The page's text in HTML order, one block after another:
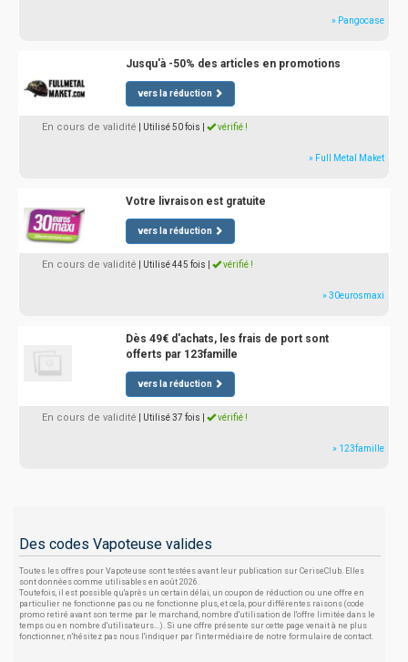
» Pangocase
Jusqu'à -50% des articles en promotions
vers la réduction
En cours de validité | Utilisé 50 fois vérifié !
» Full Metal Maket
Votre livraison est gratuite
vers la réduction
En cours de validité | Utilisé 445 fois vérifié !
» 30eurosmaxi
Dès 49€ d'achats, les frais de port sont
offerts par 123famille
vers la réduction
En cours de validité | Utilisé 37 fois vérifié !
» 123famille
Des codes Vapoteuse valides
Toutes les offres pour Vapoteuse sont testées avant leur publication sur CeriseClub. Elles
sont données comme utilisables en août 2026.
Toutefois, il est possible qu'après un certain délai, un coupon de réduction ou une offre en
particulier ne fonctionne pas ou ne fonctionne plus, et cela, pour différentes raisons (code
promo retiré avant son terme par le marchand, nombre d'utilisation de l'offre limitée dans le
temps ou en nombre d'utilisateurs...). Si une offre présente sur cette page venait à ne plus
fonctionner, n'hésitez pas nous l'indiquer par l'intermédiaire de notre formulaire de contact.